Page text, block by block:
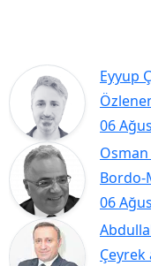
Eyyup
06
Osman
06
Bordo-
Çeyrek